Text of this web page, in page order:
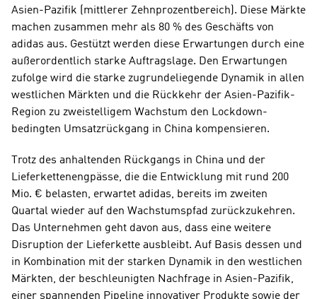
Asien-Pazifik (mittlerer Zehnprozentbereich). Diese Märkte
machen zusammen mehr als 80 % des Geschäfts von
adidas aus. Gestützt werden diese Erwartungen durch eine
außerordentlich starke Auftragslage. Den Erwartungen
zufolge wird die starke zugrundeliegende Dynamik in allen
westlichen Märkten und die Rückkehr der Asien-Pazifik-
Region zu zweistelligem Wachstum den Lockdown-
bedingten Umsatzrückgang in China kompensieren.
Trotz des anhaltenden Rückgangs in China und der
Lieferkettenengpässe, die die Entwicklung mit rund 200
Mio. € belasten, erwartet adidas, bereits im zweiten
Quartal wieder auf den Wachstumspfad zurückzukehren.
Das Unternehmen geht davon aus, dass eine weitere
Disruption der Lieferkette ausbleibt. Auf Basis dessen und
in Kombination mit der starken Dynamik in den westlichen
Märkten, der beschleunigten Nachfrage in Asien-Pazifik,
einer spannenden Pipeline innovativer Produkte sowie der